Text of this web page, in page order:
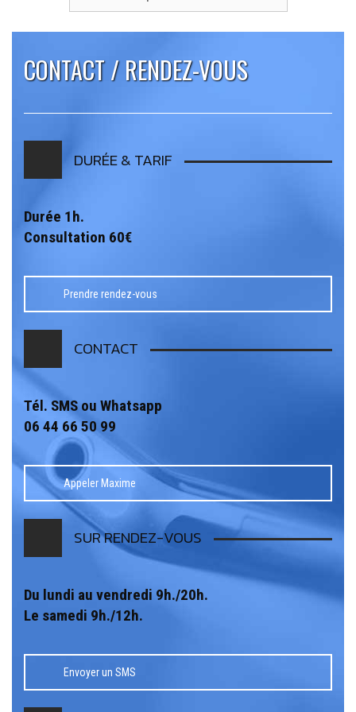
CONTACT / RENDEZ-VOUS
DURÉE & TARIF
Durée 1h.
Consultation 60€
Prendre rendez-vous
CONTACT
Tél. SMS ou Whatsapp
06 44 66 50 99
Appeler Maxime
SUR RENDEZ-VOUS
Du lundi au vendredi 9h./20h.
Le samedi 9h./12h.
Envoyer un SMS